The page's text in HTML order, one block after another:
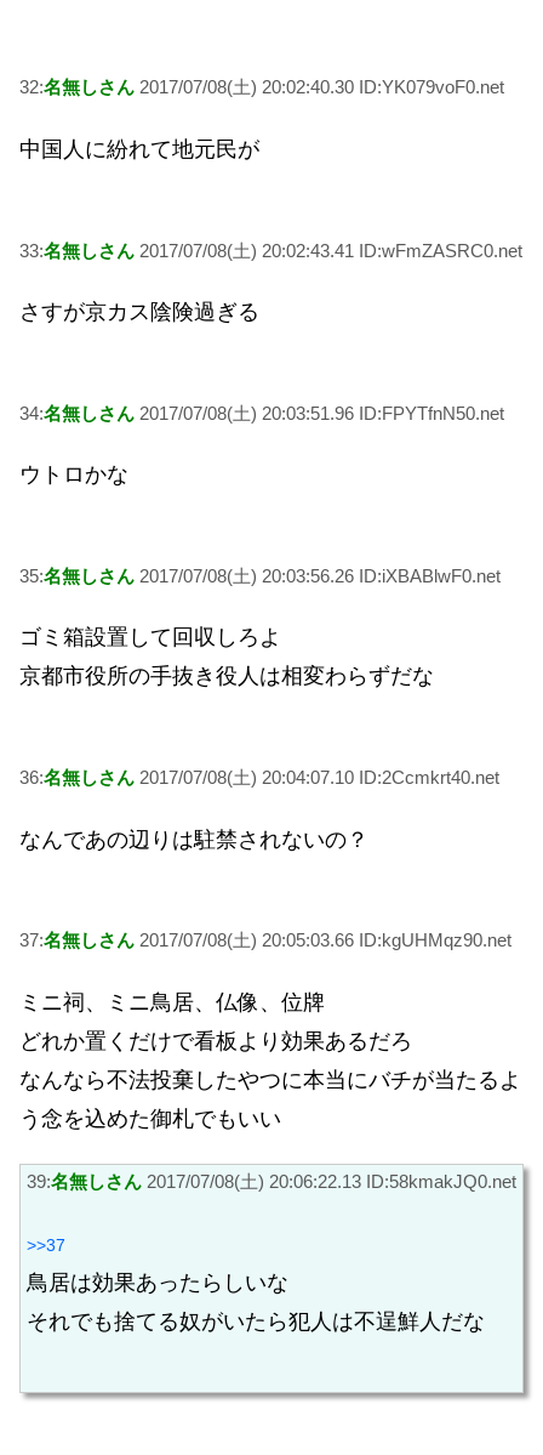
32:名無しさん 2017/07/08(土) 20:02:40.30 ID:YK079voF0.net
中国人に紛れて地元民が
33:名無しさん 2017/07/08(土) 20:02:43.41 ID:wFmZASRC0.net
さすが京カス陰険過ぎる
34:名無しさん 2017/07/08(土) 20:03:51.96 ID:FPYTfnN50.net
ウトロかな
35:名無しさん 2017/07/08(土) 20:03:56.26 ID:iXBABlwF0.net
ゴミ箱設置して回収しろよ
京都市役所の手抜き役人は相変わらずだな
36:名無しさん 2017/07/08(土) 20:04:07.10 ID:2Ccmkrt40.net
なんであの辺りは駐禁されないの？
37:名無しさん 2017/07/08(土) 20:05:03.66 ID:kgUHMqz90.net
ミニ祠、ミニ鳥居、仏像、位牌
どれか置くだけで看板より効果あるだろ
なんなら不法投棄したやつに本当にバチが当たるよ
う念を込めた御札でもいい
39:名無しさん 2017/07/08(土) 20:06:22.13 ID:58kmakJQ0.net
>>37
鳥居は効果あったらしいな
それでも捨てる奴がいたら犯人は不逞鮮人だな